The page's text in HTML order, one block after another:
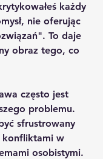
każdy
nie oferując
To daje
obraz tego, co
często jest
problemu.
sfrustrowany
konfliktami w
osobistymi.